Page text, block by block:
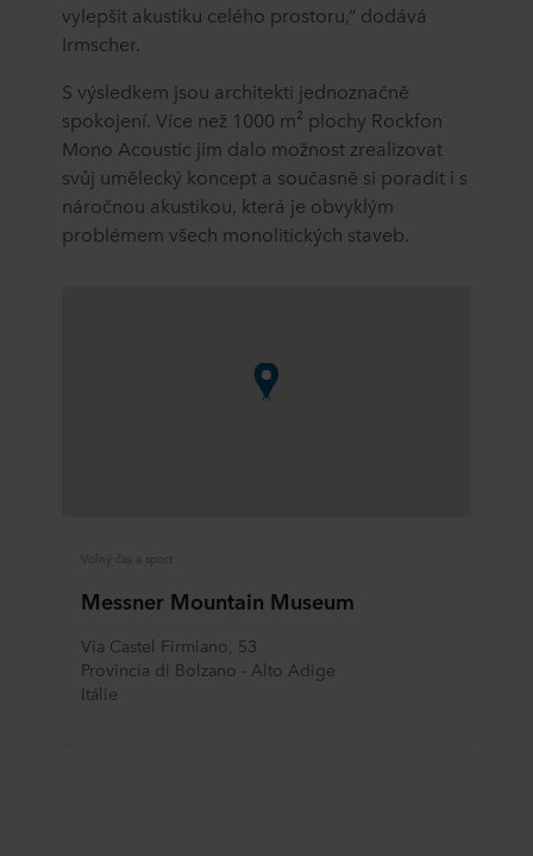
vylepšit akustiku celého prostoru,“ dodává
Irmscher.
S výsledkem jsou architekti jednoznačně
spokojení. Více než 1000 m² plochy Rockfon
Mono Acoustic jim dalo možnost zrealizovat
svůj umělecký koncept a současně si poradit i s
náročnou akustikou, která je obvyklým
problémem všech monolitických staveb.
Volný čas a sport
Messner Mountain Museum
Via Castel Firmiano, 53
Provincia di Bolzano - Alto Adige
Itálie